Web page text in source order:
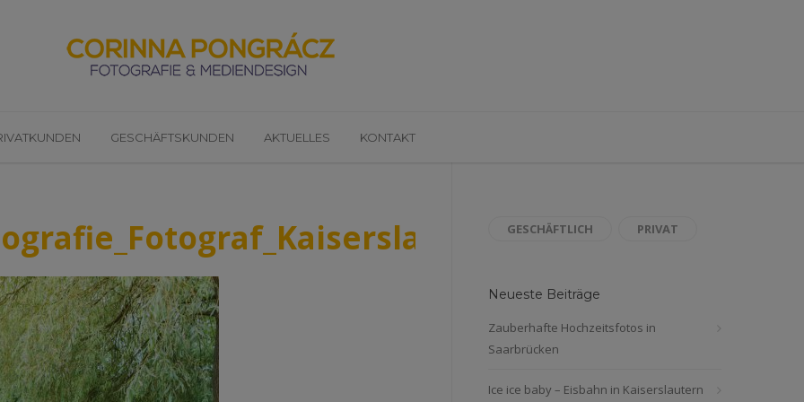
GESCHÄFTSKUNDEN AKTUELLES KONTAKT
GESCHÄFTLICH PRIVAT
Neueste Beiträge
Zauberhafte Hochzeitsfotos in
Saarbrücken
Ice ice baby – Eisbahn in Kaiserslautern